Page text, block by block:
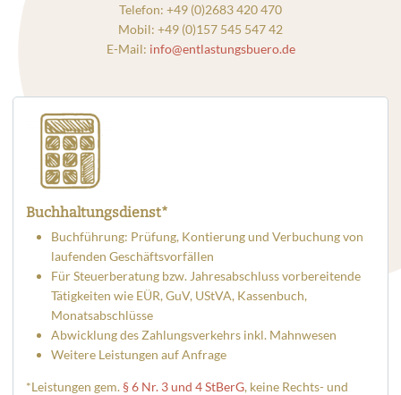
Telefon: +49 (0)2683 420 470
Mobil: +49 (0)157 545 547 42
E-Mail: info@entlastungsbuero.de
Buchhaltungsdienst*
Buchführung: Prüfung, Kontierung und Verbuchung von
laufenden Geschäftsvorfällen
Für Steuerberatung bzw. Jahresabschluss vorbereitende
Tätigkeiten wie EÜR, GuV, UStVA, Kassenbuch,
Monatsabschlüsse
Abwicklung des Zahlungsverkehrs inkl. Mahnwesen
Weitere Leistungen auf Anfrage
*Leistungen gem.§ 6 Nr. 3 und 4 StBerG, keine Rechts- und